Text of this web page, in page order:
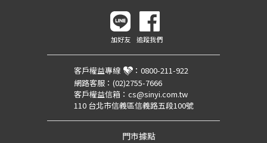
加好友 追蹤我們
客戶權益專線 ： 0800-211-922
網路客服： (02)2755-7666
客戶權益信箱： cs@sinyi.com.tw
110 台北市信義區信義路五段100號
門市據點